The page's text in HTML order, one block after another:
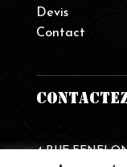
Devis
Contact
4 RUE